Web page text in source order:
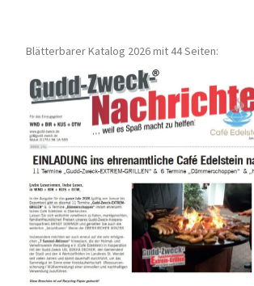
Blätterbarer Katalog 2026 mit 44 Seiten: